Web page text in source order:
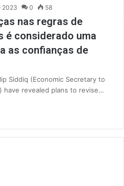
2023 0 58
nas regras de
é considerado uma
as confianças de
Siddiq (Economic Secretary to
have revealed plans to revise…